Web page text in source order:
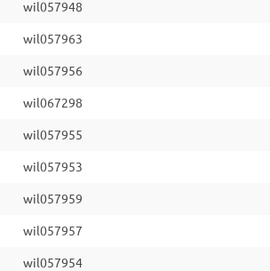
wil057948
wil057963
wil057956
wil067298
wil057955
wil057953
wil057959
wil057957
wil057954